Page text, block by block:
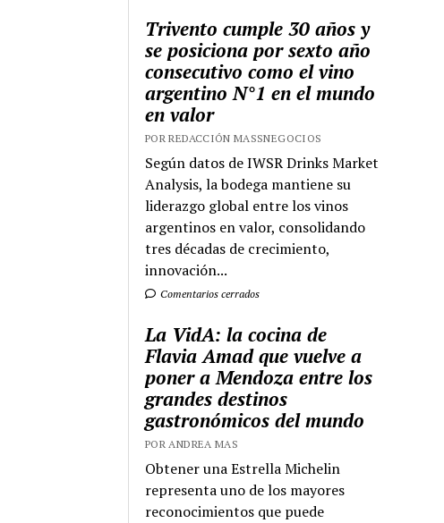
Trivento cumple 30 años y
se posiciona por sexto año
consecutivo como el vino
argentino N°1 en el mundo
en valor
POR REDACCIÓN MASSNEGOCIOS
Según datos de IWSR Drinks Market
Analysis, la bodega mantiene su
liderazgo global entre los vinos
argentinos en valor, consolidando
tres décadas de crecimiento,
innovación...
Comentarios cerrados
La VidA: la cocina de
Flavia Amad que vuelve a
poner a Mendoza entre los
grandes destinos
gastronómicos del mundo
POR ANDREA MAS
Obtener una Estrella Michelin
representa uno de los mayores
reconocimientos que puede